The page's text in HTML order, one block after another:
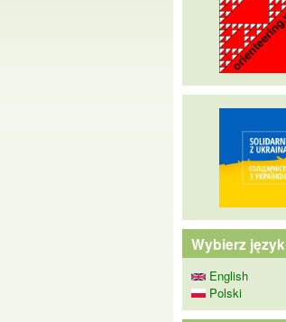
Wybierz język
English
Polski